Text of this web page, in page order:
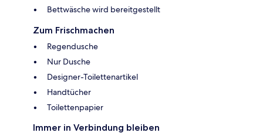
Bettwäsche wird bereitgestellt
Zum Frischmachen
Regendusche
Nur Dusche
Designer-Toilettenartikel
Handtücher
Toilettenpapier
Immer in Verbindung bleiben